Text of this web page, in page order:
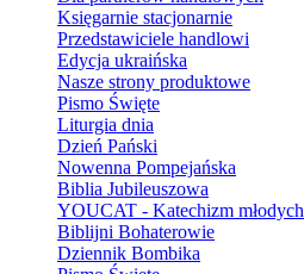
Księgarnie stacjonarnie
Przedstawiciele handlowi
Edycja ukraińska
Nasze strony produktowe
Pismo Święte
Liturgia dnia
Dzień Pański
Nowenna Pompejańska
Biblia Jubileuszowa
YOUCAT - Katechizm młodych
Biblijni Bohaterowie
Dziennik Bombika